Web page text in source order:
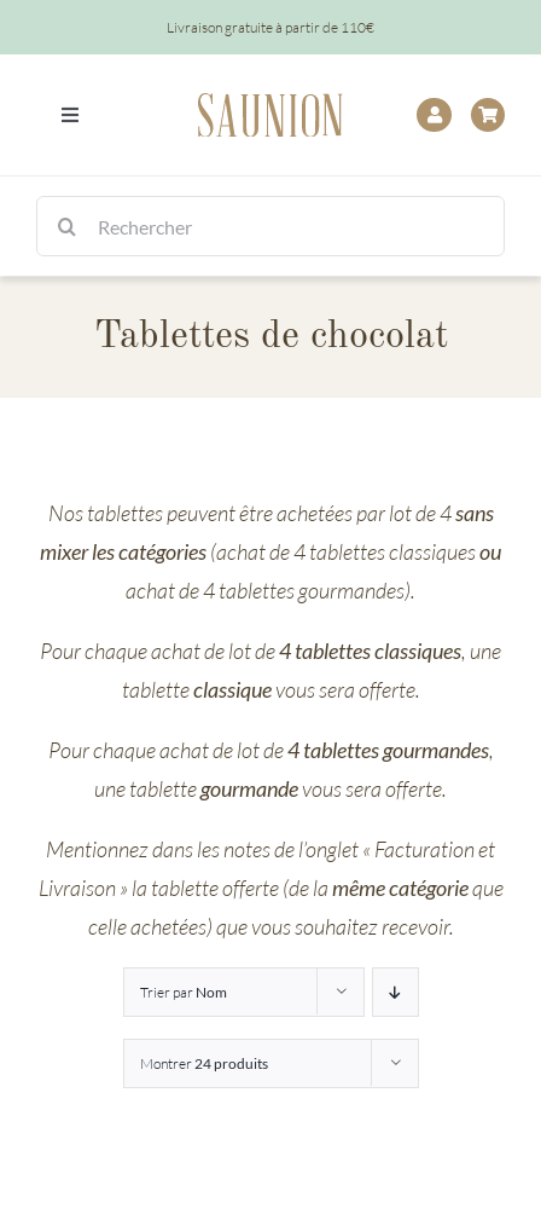
au
Livraison gratuite à partir de 110€
Toggle
Chocolats
Tablettes
Saunion
Rechercher:
Tablettes de chocolat
Nos tablettes peuvent être achetées par lot de 4sans
mixer les catégories(achat de 4 tablettes classiquesou
achat de 4 tablettes gourmandes).
Pour chaque achat de lot de4 tablettes classiques, une
tabletteclassiquevous sera offerte.
Pour chaque achat de lot de4 tablettes gourmandes,
une tablettegourmandevous sera offerte.
Mentionnez dans les notes de l’onglet « Facturation et
Livraison » la tablette offerte (de lamême catégorieque
celle achetées) que vous souhaitez recevoir.
Trier par Nom
Montrer24 produits